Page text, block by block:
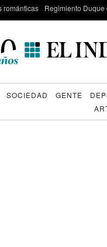
románticas Regimiento Duque
SOCIEDAD GENTE